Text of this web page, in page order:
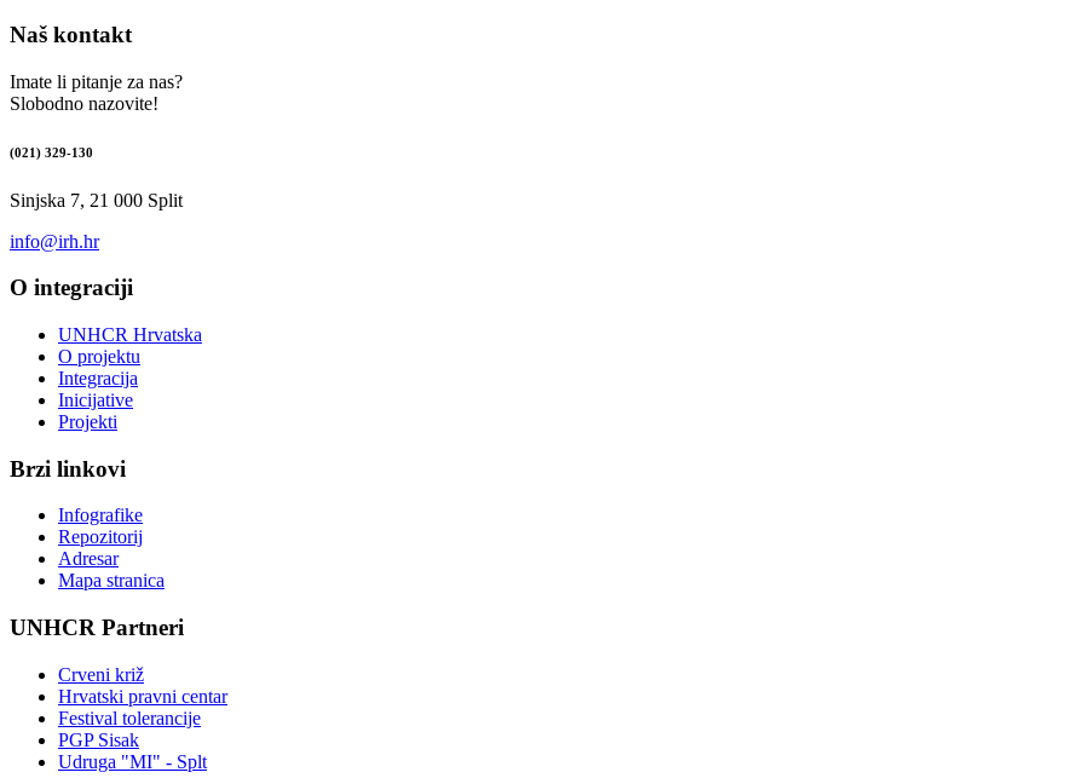
Naš kontakt
Imate li pitanje za nas?
Slobodno nazovite!
(021) 329-130
Sinjska 7, 21 000 Split
info@irh.hr
O integraciji
UNHCR Hrvatska
O projektu
Integracija
Inicijative
Projekti
Brzi linkovi
Infografike
Repozitorij
Adresar
Mapa stranica
UNHCR Partneri
Crveni križ
Hrvatski pravni centar
Festival tolerancije
PGP Sisak
Udruga "MI" - Splt